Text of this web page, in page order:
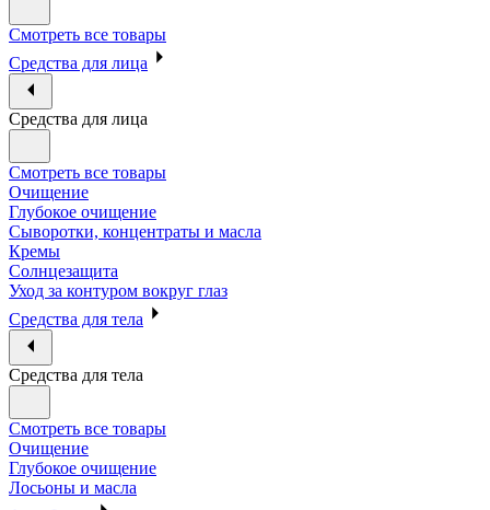
Смотреть все товары
Средства для лица
Средства для лица
Смотреть все товары
Очищение
Глубокое очищение
Сыворотки, концентраты и масла
Кремы
Солнцезащита
Уход за контуром вокруг глаз
Средства для тела
Средства для тела
Смотреть все товары
Очищение
Глубокое очищение
Лосьоны и масла